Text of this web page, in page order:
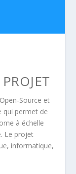
Source et
qui permet de
à échelle
Le projet
informatique,